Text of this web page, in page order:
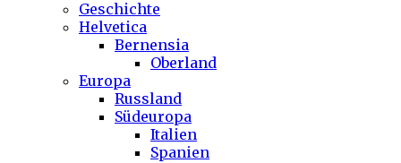
Geschichte
Helvetica
Bernensia
Oberland
Europa
Russland
Südeuropa
Italien
Spanien